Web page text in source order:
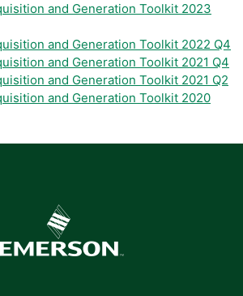
and Generation Toolkit 2023
and Generation Toolkit 2022 Q4
and Generation Toolkit 2021 Q4
and Generation Toolkit 2021 Q2
and Generation Toolkit 2020